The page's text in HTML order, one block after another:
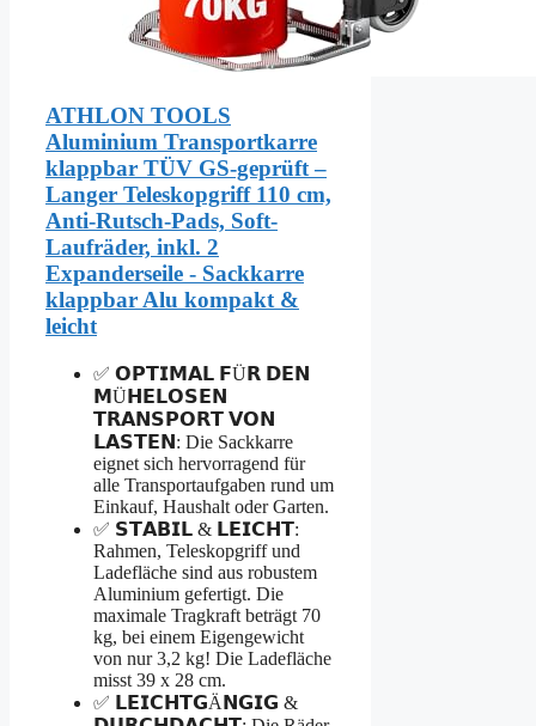
ATHLON TOOLS
Aluminium Transportkarre
klappbar TÜV GS-geprüft –
Langer Teleskopgriff 110 cm,
Anti-Rutsch-Pads, Soft-
Laufräder, inkl. 2
Expanderseile - Sackkarre
klappbar Alu kompakt &
leicht
✅ 𝗢𝗣𝗧𝗜𝗠𝗔𝗟 𝗙Ü𝗥 𝗗𝗘𝗡
𝗠Ü𝗛𝗘𝗟𝗢𝗦𝗘𝗡
𝗧𝗥𝗔𝗡𝗦𝗣𝗢𝗥𝗧 𝗩𝗢𝗡
𝗟𝗔𝗦𝗧𝗘𝗡: Die Sackkarre
eignet sich hervorragend für
alle Transportaufgaben rund um
Einkauf, Haushalt oder Garten.
✅ 𝗦𝗧𝗔𝗕𝗜𝗟 & 𝗟𝗘𝗜𝗖𝗛𝗧:
Rahmen, Teleskopgriff und
Ladefläche sind aus robustem
Aluminium gefertigt. Die
maximale Tragkraft beträgt 70
kg, bei einem Eigengewicht
von nur 3,2 kg! Die Ladefläche
misst 39 x 28 cm.
✅ 𝗟𝗘𝗜𝗖𝗛𝗧𝗚Ä𝗡𝗚𝗜𝗚 &